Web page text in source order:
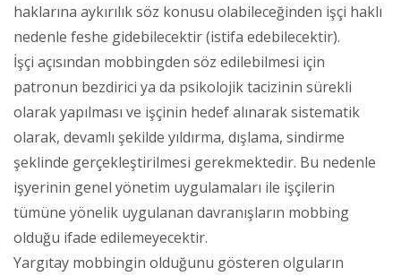
haklarına aykırılık söz konusu olabileceğinden işçi haklı
nedenle feshe gidebilecektir (istifa edebilecektir).
İşçi açısından mobbingden söz edilebilmesi için
patronun bezdirici ya da psikolojik tacizinin sürekli
olarak yapılması ve işçinin hedef alınarak sistematik
olarak, devamlı şekilde yıldırma, dışlama, sindirme
şeklinde gerçekleştirilmesi gerekmektedir. Bu nedenle
işyerinin genel yönetim uygulamaları ile işçilerin
tümüne yönelik uygulanan davranışların mobbing
olduğu ifade edilemeyecektir.
Yargıtay mobbingin olduğunu gösteren olguların